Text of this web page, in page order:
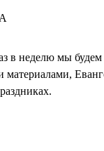
в неделю мы будем
материалами,